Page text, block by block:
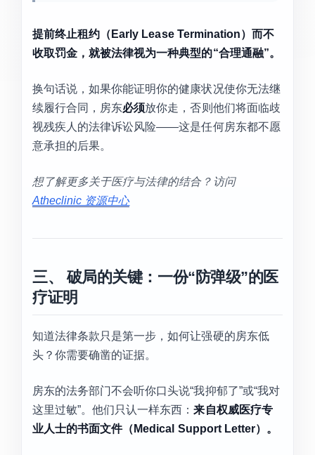
提前终止租约（Early Lease Termination）而不
收取罚金，就被法律视为一种典型的“合理通融”。
换句话说，如果你能证明你的健康状况使你无法继
续履行合同，房东必须放你走，否则他们将面临歧
视残疾人的法律诉讼风险——这是任何房东都不愿
意承担的后果。
想了解更多关于医疗与法律的结合？访问
Atheclinic 资源中心
三、 破局的关键：一份“防弹级”的医
疗证明
知道法律条款只是第一步，如何让强硬的房东低
头？你需要确凿的证据。
房东的法务部门不会听你口头说“我抑郁了”或“我对
这里过敏”。他们只认一样东西：来自权威医疗专
业人士的书面文件（Medical Support Letter）。